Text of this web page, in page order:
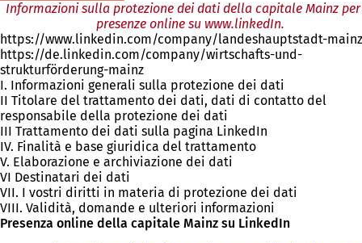
Informazioni sulla protezione dei dati della capitale Mainz
presenze online su www.linkedIn.
https://www.linkedin.com/company/landeshauptstadt-
https://de.linkedin.com/company/wirtschafts-und-
strukturförderung-mainz
I. Informazioni generali sulla protezione dei dati
II Titolare del trattamento dei dati, dati di contatto del
responsabile della protezione dei dati
III Trattamento dei dati sulla pagina LinkedIn
IV. Finalità e base giuridica del trattamento
V. Elaborazione e archiviazione dei dati
VI Destinatari dei dati
VII. I vostri diritti in materia di protezione dei dati
VIII. Validità, domande e ulteriori informazioni
Presenza online della capitale Mainz su LinkedIn